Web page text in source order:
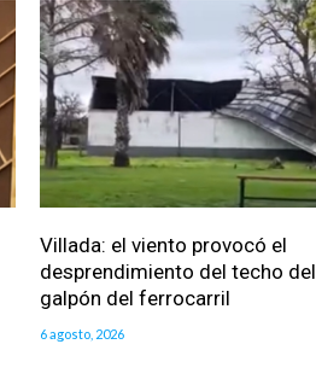
Villada: el viento provocó el
desprendimiento del techo del
galpón del ferrocarril
6 agosto, 2026